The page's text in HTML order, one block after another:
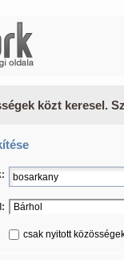
közt keresel.
csak nyitott